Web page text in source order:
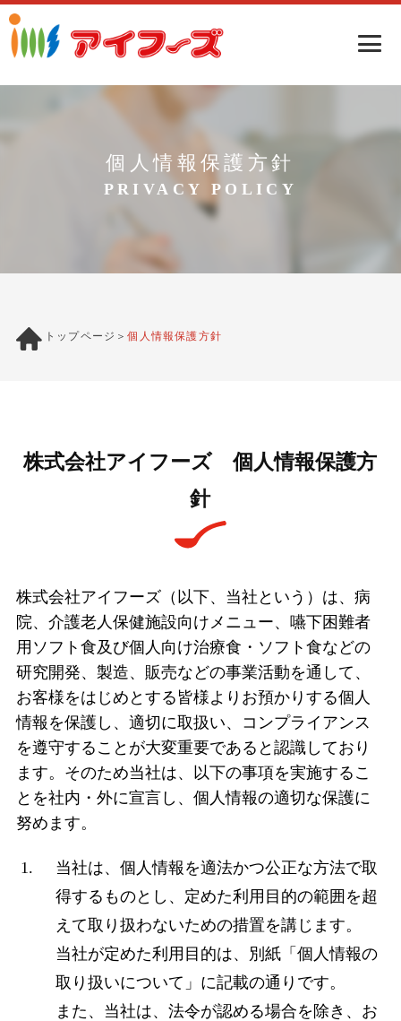
個人情報保護方針
PRIVACY POLICY
トップページ 個人情報保護方針
株式会社アイフーズ 個人情報保護方
針
株式会社アイフーズ（以下、当社という）は、病
院、介護老人保健施設向けメニュー、嚥下困難者
用ソフト食及び個人向け治療食・ソフト食などの
研究開発、製造、販売などの事業活動を通して、
お客様をはじめとする皆様よりお預かりする個人
情報を保護し、適切に取扱い、コンプライアンス
を遵守することが大変重要であると認識しており
ます。そのため当社は、以下の事項を実施するこ
とを社内・外に宣言し、個人情報の適切な保護に
努めます。
当社は、個人情報を適法かつ公正な方法で取
得するものとし、定めた利用目的の範囲を超
えて取り扱わないための措置を講じます。
当社が定めた利用目的は、別紙「個人情報の
取り扱いについて」に記載の通りです。
また、当社は、法令が認める場合を除き、お